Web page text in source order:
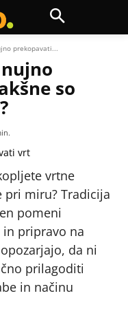
prekopavati...
so
vrtne
pri miru? Tradicija
pomeni
in pripravo na
da ni
prilagoditi
in načinu